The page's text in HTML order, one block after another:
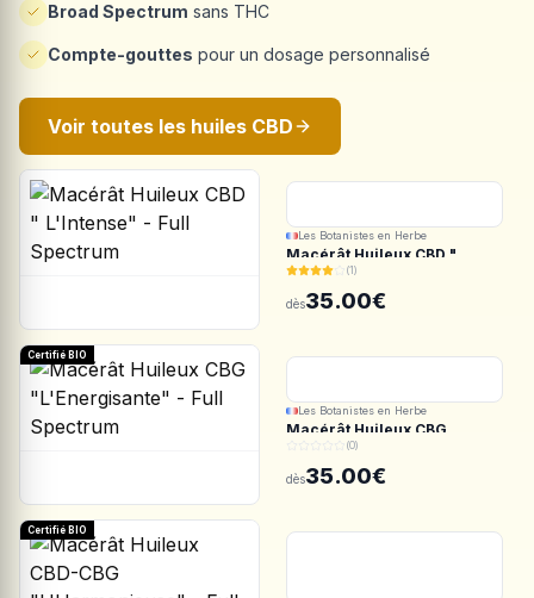
Les Botanistes en Herbe
Macérât Huileux CBD "
L'Intense" - Full Spectrum
(1)
dès35.00€
Certifié BIO
Les Botanistes en Herbe
Macérât Huileux CBG
"L'Energisante" - Full
Spectrum
(0)
dès35.00€
Certifié BIO
Broad Spectrum sans THC
Compte-gouttes pour un dosage personnalisé
Voir toutes les huiles CBD